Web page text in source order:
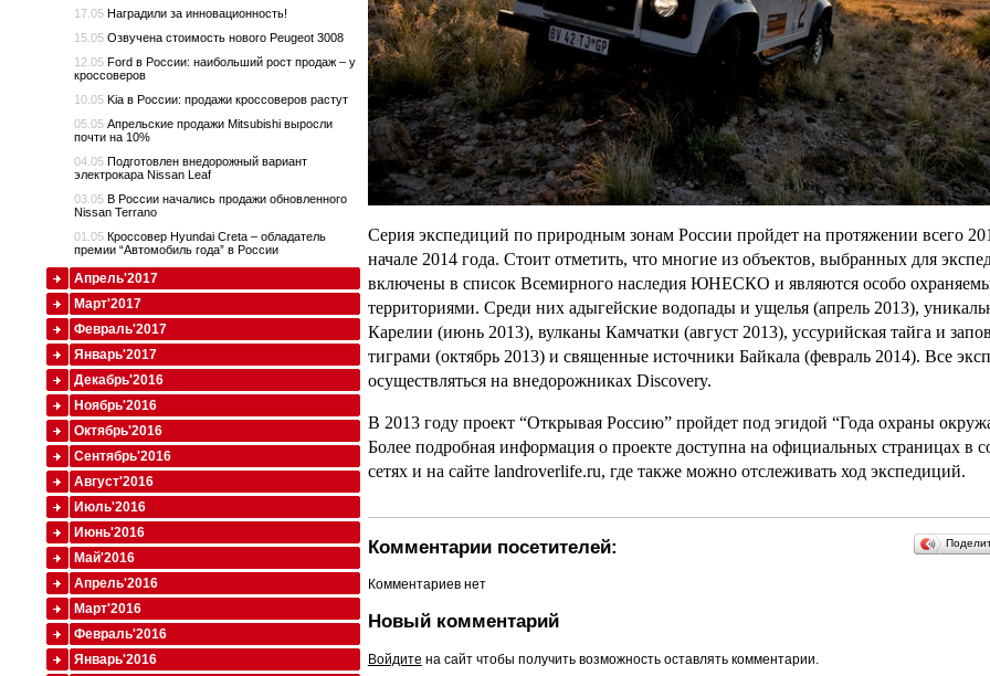
Серия экспедиций по природным зонам России пройдет на протяжении всего
начале 2014 года. Стоит отметить, что многие из объектов, выбранных для
включены в список Всемирного наследия ЮНЕСКО и являются особо
территориями. Среди них адыгейские водопады и ущелья (апрель 2013),
Карелии (июнь 2013), вулканы Камчатки (август 2013), уссурийская тайга и
тиграми (октябрь 2013) и священные источники Байкала (февраль 2014). Все
осуществляться на внедорожниках Discovery.
В 2013 году проект “Открывая Россию” пройдет под эгидой “Года охраны
Более подробная информация о проекте доступна на официальных страницах в
сетях и на сайте landroverlife.ru, где также можно отслеживать ход экспедиций.
Комментарии посетителей:
Комментариев нет
Новый комментарий
Войдите на сайт чтобы получить возможность оставлять комментарии.
17.05 Наградили за инновационность!
15.05 Озвучена стоимость нового Peugeot 3008
12.05 Ford в России: наибольший рост продаж – у
кроссоверов
10.05 Kia в России: продажи кроссоверов растут
05.05 Апрельские продажи Mitsubishi выросли
почти на 10%
04.05 Подготовлен внедорожный вариант
электрокара Nissan Leaf
03.05 В России начались продажи обновленного
Nissan Terrano
01.05 Кроссовер Hyundai Creta – обладатель
премии “Автомобиль года” в России
Апрель'2017
Март'2017
Февраль'2017
Январь'2017
Декабрь'2016
Ноябрь'2016
Октябрь'2016
Сентябрь'2016
Август'2016
Июль'2016
Июнь'2016
Май'2016
Апрель'2016
Март'2016
Февраль'2016
Январь'2016